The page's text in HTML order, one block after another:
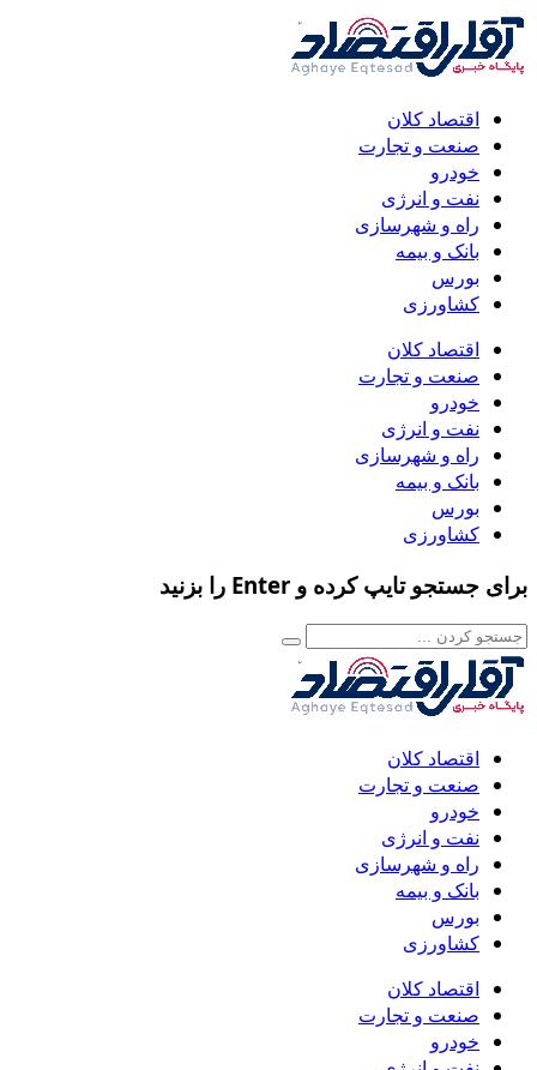
اقتصاد کلان
صنعت و تجارت
خودرو
نفت و انرژی
راه و شهرسازی
بانک و بیمه
بورس
کشاورزی
اقتصاد کلان
صنعت و تجارت
خودرو
نفت و انرژی
راه و شهرسازی
بانک و بیمه
بورس
کشاورزی
برای جستجو تایپ کرده و Enter را بزنید
اقتصاد کلان
صنعت و تجارت
خودرو
نفت و انرژی
راه و شهرسازی
بانک و بیمه
بورس
کشاورزی
اقتصاد کلان
صنعت و تجارت
خودرو